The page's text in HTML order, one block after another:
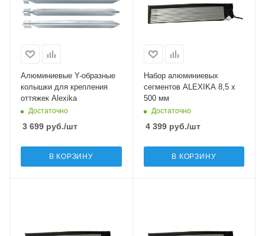
Алюминиевые Y-образные
колышки для крепления
оттяжек Alexika
Достаточно
3 699 руб./шт
В КОРЗИНУ
Набор алюминиевых
сегментов ALEXIKA 8,5 x
500 мм
Достаточно
4 399руб./шт
В КОРЗИНУ